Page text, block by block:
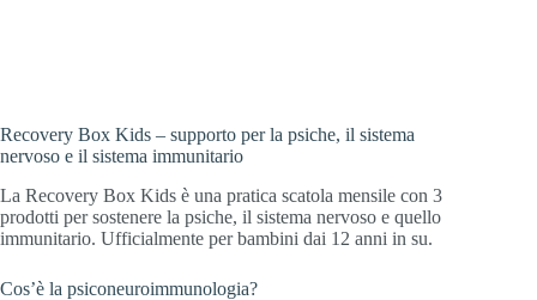
Recovery Box Kids – supporto per la psiche, il sistema
nervoso e il sistema immunitario
La Recovery Box Kids è una pratica scatola mensile con 3
prodotti per sostenere la psiche, il sistema nervoso e quello
immunitario. Ufficialmente per bambini dai 12 anni in su.
Cos’è la psiconeuroimmunologia?